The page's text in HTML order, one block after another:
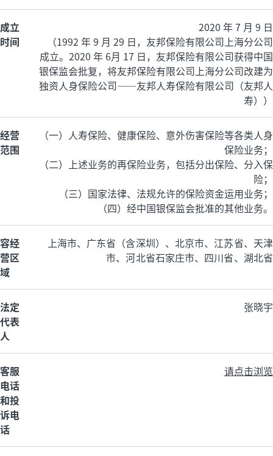
成立
时间
2020 年 7 月 9 日
（1992 年 9 月 29 日，友邦保险有限公司上海分公司
成立。2020 年 6月 17 日，友邦保险有限公司获得中国
银保监会批复，将友邦保险有限公司上海分公司改建为
独资人身保险公司——友邦人寿保险有限公司（友邦人
寿））
经营
范围
（一）人寿保险、健康保险、意外伤害保险等各类人身
保险业务；
（二）上述业务的再保险业务，包括分出保险、分入保
险；
（三）国家法律、法规允许的保险资金运用业务；
（四）经中国银保监会批准的其他业务。
容经
营区
域
上海市、广东省（含深圳）、北京市、江苏省、天津
市、河北省石家庄市、四川省、湖北省
法定
代表
人
张晓宇
客服
电话
和投
诉电
话
请点击浏览